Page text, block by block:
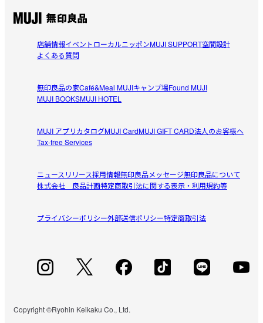
●ensemble ラタンスティック
●無印良品 ラタンスティック
【香りの特長】
高貴なカルダモン、アイリスを溶け込ませたウッディ際立つ上
サイプレスやラベンダーにアンバーやメタリックを絡ませ、醸
し出すひんやりとした空気感に、レザーやウッディーのヴィン
●ヴィエント（風）
屋外の自然を想わすグリーンやウッディに、ユーカリやアロマ
●メンブリージョ（マルメロ）
果実味溢れるベリーにブランデーやウイスキーをアクセント
スを忍ばせた魅惑的な香り
店舗情報イベントローカルニッポンMUJI SUPPORT空間設計
よくある質問
無印良品の家Café&Meal MUJIキャンプ場Found MUJI
MUJI BOOKSMUJI HOTEL
MUJI アプリカタログMUJI CardMUJI GIFT CARD法人のお客様へ
Tax-free Services
ニュースリリース採用情報無印良品メッセージ無印良品について
株式会社 良品計画特定商取引法に関する表示・利用規約等
プライバシーポリシー外部送信ポリシー特定商取引法
Copyright ©Ryohin Keikaku Co., Ltd.